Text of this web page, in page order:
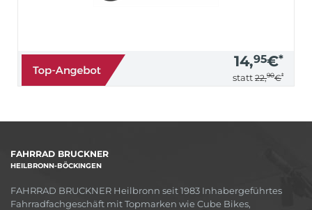
14,95€*
statt 22,90€*
FAHRRAD BRUCKNER
HEILBRONN-BÖCKINGEN
FAHRRAD BRUCKNER Heilbronn seit 1983 Inhabergeführtes
Fahrradfachgeschäft mit Topmarken wie Cube Bikes,